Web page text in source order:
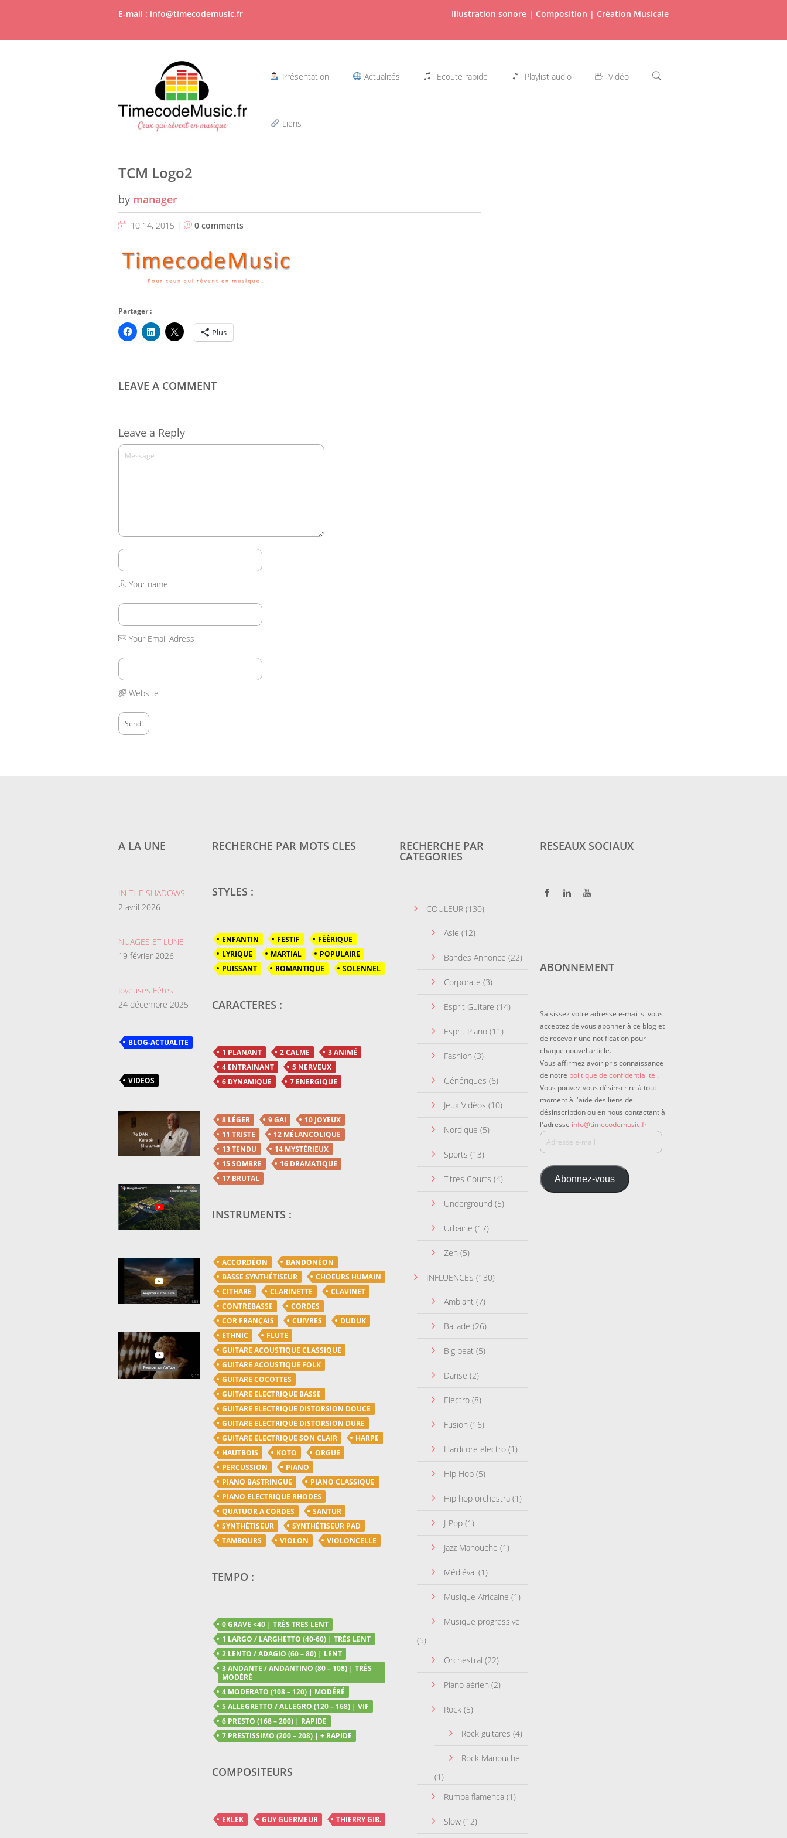
E-mail : info@timecodemusic.fr Illustration sonore | Composition | Création Musicale
Présentation Actualités Ecoute rapide Playlist audio Vidéo
Liens
TCM Logo2
by manager
10 14, 2015 | 0 comments
Partager :
Plus
LEAVE A COMMENT
Leave a Reply
Your name
Your Email Adress
Website
A LA UNE
IN THE SHADOWS
2 avril 2026
NUAGES ET LUNE
19 février 2026
Joyeuses Fêtes
24 décembre 2025
BLOG-ACTUALITE
VIDEOS
RECHERCHE PAR MOTS CLES
STYLES :
ENFANTIN FESTIF
FÉÉRIQUE
LYRIQUE
MARTIAL
POPULAIRE
PUISSANT
ROMANTIQUE SOLENNEL
CARACTERES :
1 PLANANT 2 CALME
3 ANIMÉ
4 ENTRAINANT
5 NERVEUX
6 DYNAMIQUE
7 ENERGIQUE
8 LÉGER 9 GAI
10 JOYEUX
11 TRISTE
12 MÉLANCOLIQUE
13 TENDU
14 MYSTÈRIEUX
15 SOMBRE
16 DRAMATIQUE
17 BRUTAL
INSTRUMENTS :
ACCORDÉON
BANDONÉON
BASSE SYNTHÉTISEUR
CHOEURS HUMAIN
CITHARE
CLARINETTE
CLAVINET
CONTREBASSE
CORDES
COR FRANÇAIS
CUIVRES
DUDUK
ETHNIC
FLUTE
GUITARE ACOUSTIQUE CLASSIQUE
GUITARE ACOUSTIQUE FOLK
GUITARE COCOTTES
GUITARE ELECTRIQUE BASSE
GUITARE ELECTRIQUE DISTORSION DOUCE
GUITARE ELECTRIQUE DISTORSION DURE
GUITARE ELECTRIQUE SON CLAIR
HARPE
HAUTBOIS
KOTO
ORGUE
PERCUSSION
PIANO
PIANO BASTRINGUE
PIANO CLASSIQUE
PIANO ELECTRIQUE RHODES
QUATUOR A CORDES
SANTUR
SYNTHÉTISEUR
SYNTHÉTISEUR PAD
TAMBOURS
VIOLON VIOLONCELLE
TEMPO :
0 GRAVE <40 | TRÈS TRES LENT
1 LARGO / LARGHETTO (40-60) | TRÈS LENT
2 LENTO / ADAGIO (60 – 80) | LENT
3 ANDANTE / ANDANTINO (80 – 108) | TRÈS
MODÉRÉ
4 MODERATO (108 – 120) | MODÉRÉ
5 ALLEGRETTO / ALLEGRO (120 – 168) | VIF
6 PRESTO (168 – 200) | RAPIDE
7 PRESTISSIMO (200 – 208) | + RAPIDE
COMPOSITEURS
EKLEK GUY GUERMEUR THIERRY GIB.
RECHERCHE PAR
CATEGORIES
COULEUR (130)
Asie (12)
Bandes Annonce (22)
Corporate (3)
Esprit Guitare (14)
Esprit Piano (11)
Fashion (3)
Génériques (6)
Jeux Vidéos (10)
Nordique (5)
Sports (13)
Titres Courts (4)
Underground (5)
Urbaine (17)
Zen (5)
INFLUENCES (130)
Ambiant (7)
Ballade (26)
Big beat (5)
Danse (2)
Electro (8)
Fusion (16)
Hardcore electro (1)
Hip Hop (5)
Hip hop orchestra (1)
J-Pop (1)
Jazz Manouche (1)
Médiéval (1)
Musique Africaine (1)
Musique progressive
(5)
Orchestral (22)
Piano aérien (2)
Rock (5)
Rock guitares (4)
Rock Manouche
(1)
Rumba flamenca (1)
Slow (12)
RESEAUX SOCIAUX
ABONNEMENT
Saisissez votre adresse e-mail si vous
acceptez de vous abonner à ce blog et
de recevoir une notification pour
chaque nouvel article.
Vous affirmez avoir pris connaissance
de notre politique de confidentialité .
Vous pouvez vous désinscrire à tout
moment à l'aide des liens de
désinscription ou en nous contactant à
l'adresse info@timecodemusic.fr
Abonnez-vous